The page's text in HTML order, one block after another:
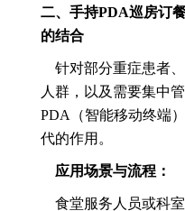
二、手持PDA巡房订
的结合
针对部分重症患者
人群，以及需要集中
PDA（智能移动终端
代的作用。
应用场景与流程：
食堂服务人员或科